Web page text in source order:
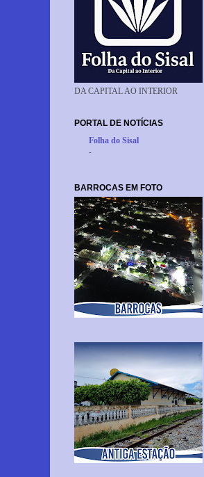
DA CAPITAL AO INTERIOR
PORTAL DE NOTÍCIAS
Folha do Sisal
-
BARROCAS EM FOTO